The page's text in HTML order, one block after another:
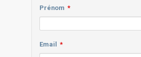
Prénom
Email